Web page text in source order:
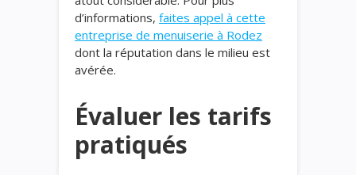
d’informations, faites appel à cette
entreprise de menuiserie à Rodez
dont la réputation dans le milieu est
avérée.
Évaluer les tarifs
pratiqués